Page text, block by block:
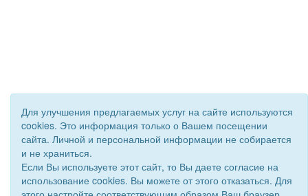
Для улучшения предлагаемых услуг на сайте используются
cookies. Это информация только о Вашем посещении
сайта. Личной и персональной информации не собирается
и не храниться.
Если Вы используете этот сайт, то Вы даете согласие на
использование cookies. Вы можете от этого отказаться. Для